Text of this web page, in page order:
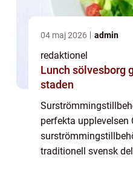
04 maj 2026 admin
redaktionel
Lunch sölvesborg god mat i hjärtat av
staden
perfekta upplevelsen
traditionell svensk